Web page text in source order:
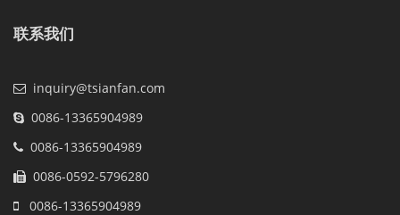
联系我们
inquiry@tsianfan.com
0086-13365904989
0086-13365904989
0086-0592-5796280
0086-13365904989